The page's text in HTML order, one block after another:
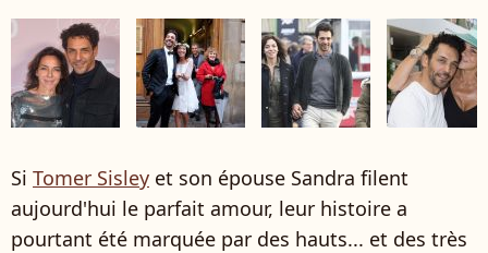
Si Tomer Sisley et son épouse Sandra filent
aujourd'hui le parfait amour, leur histoire a
pourtant été marquée par des hauts... et des très